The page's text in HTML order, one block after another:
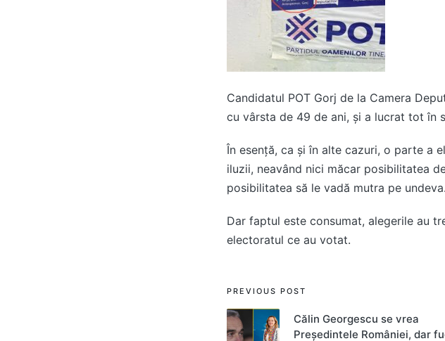
Candidatul POT Gorj de la Camera
cu vârsta de 49 de ani, și a lucrat tot în
În esență, ca și în alte cazuri, o parte a
iluzii, neavând nici măcar posibilitatea
posibilitatea să le vadă mutra pe undeva.
Dar faptul este consumat, alegerile au
electoratul ce au votat.
Post
navigation
PREVIOUS POST
Călin Georgescu se vrea
Președintele României, dar